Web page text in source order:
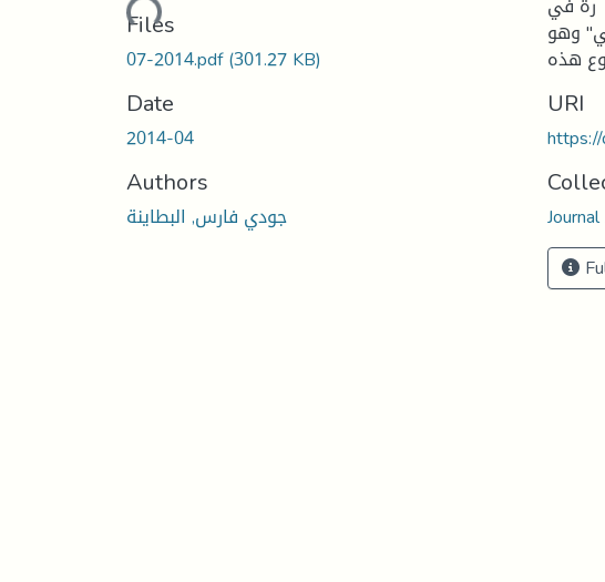
Loading...
Files
07-2014.pdf(301.27 KB)
Date
2014-04
Authors
جودي فارس, البطاينة
وهو
هذه
URI